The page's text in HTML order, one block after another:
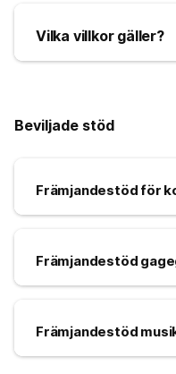
Vilka villkor gäller?
Beviljade stöd
Främjandestöd för
Främjandestöd
Främjandestöd